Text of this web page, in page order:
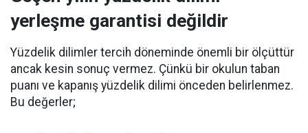
yerleşme garantisi değildir
Yüzdelik dilimler tercih döneminde önemli bir ölçüttür
ancak kesin sonuç vermez. Çünkü bir okulun taban
puanı ve kapanış yüzdelik dilimi önceden belirlenmez.
Bu değerler;